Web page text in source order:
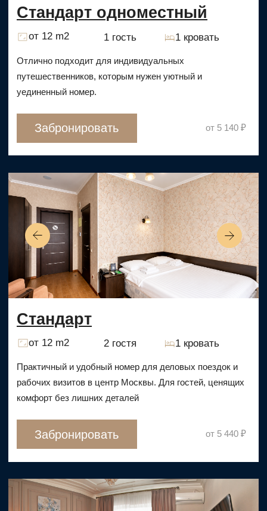
Узнать больше
чтобы сделать каждое событие незабываемым
НОМЕРОВ И УСЛУГ
АТМОСФЕРА УЮТА И СТИЛЬ
В КАЖДОЙ ДЕТАЛИ
г. Москва, Певческий переулок 4с1
ПРОВОДИТЕ ВРЕМЯ
В НАШЕМ ОТЕЛЕ
КОМФОРТНОЕ РАЗМЕЩЕНИЕ
АДРЕС